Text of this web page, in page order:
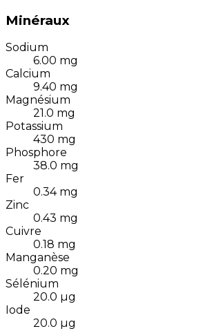
Minéraux
Sodium
6.00 mg
Calcium
9.40 mg
Magnésium
21.0 mg
Potassium
430 mg
Phosphore
38.0 mg
Fer
0.34 mg
Zinc
0.43 mg
Cuivre
0.18 mg
Manganèse
0.20 mg
Sélénium
20.0 µg
Iode
20.0 µg